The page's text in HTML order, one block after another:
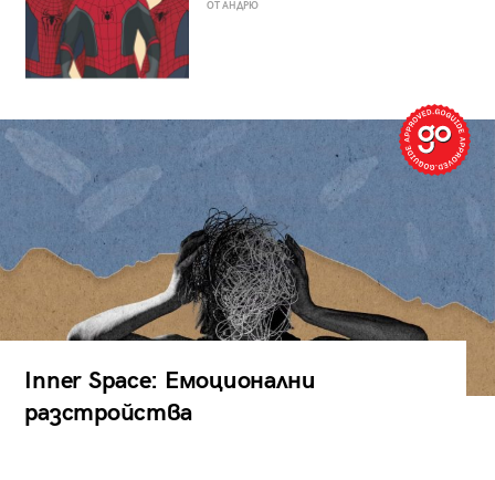
ОТ АНДРЮ
Inner Space: Емоционални
разстройства